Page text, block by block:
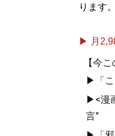
ります
▶ 月
【今
▶「こ
▶<漫
言”